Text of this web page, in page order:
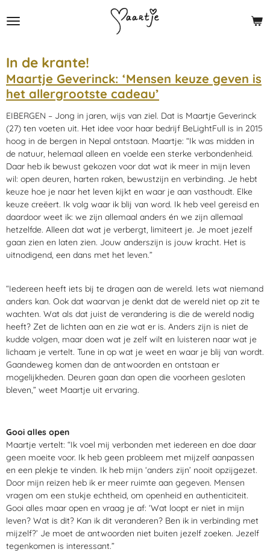
direct
hoofdinhoud
In de krante!
Maartje Geverinck: ‘Mensen keuze geven is
het allergrootste cadeau’
EIBERGEN – Jong in jaren, wijs van ziel. Dat is Maartje Geverinck
(27) ten voeten uit. Het idee voor haar bedrijf BeLightFull is in 2015
hoog in de bergen in Nepal ontstaan. Maartje: “Ik was midden in
de natuur, helemaal alleen en voelde een sterke verbondenheid.
Daar heb ik bewust gekozen voor dat wat ik meer in mijn leven
wil: open deuren, harten raken, bewustzijn en verbinding. Je hebt
keuze hoe je naar het leven kijkt en waar je aan vasthoudt. Elke
keuze creëert. Ik volg waar ik blij van word. Ik heb veel gereisd en
daardoor weet ik: we zijn allemaal anders én we zijn allemaal
hetzelfde. Alleen dat wat je verbergt, limiteert je. Je moet jezelf
gaan zien en laten zien. Jouw anderszijn is jouw kracht. Het is
uitnodigend, een dans met het leven.”
“Iedereen heeft iets bij te dragen aan de wereld. Iets wat niemand
anders kan. Ook dat waarvan je denkt dat de wereld niet op zit te
wachten. Wat als dat juist de verandering is die de wereld nodig
heeft? Zet de lichten aan en zie wat er is. Anders zijn is niet de
kudde volgen, maar doen wat je zelf wilt en luisteren naar wat je
lichaam je vertelt. Tune in op wat je weet en waar je blij van wordt.
Gaandeweg komen dan de antwoorden en ontstaan er
mogelijkheden. Deuren gaan dan open die voorheen gesloten
bleven,” weet Maartje uit ervaring.
Gooi alles open
Maartje vertelt: “Ik voel mij verbonden met iedereen en doe daar
geen moeite voor. Ik heb geen probleem met mijzelf aanpassen
en een plekje te vinden. Ik heb mijn ‘anders zijn’ nooit opzijgezet.
Door mijn reizen heb ik er meer ruimte aan gegeven. Mensen
vragen om een stukje echtheid, om openheid en authenticiteit.
Gooi alles maar open en vraag je af: ‘Wat loopt er niet in mijn
leven? Wat is dit? Kan ik dit veranderen? Ben ik in verbinding met
mijzelf?’ Je moet de antwoorden niet buiten jezelf zoeken. Jezelf
tegenkomen is interessant.”